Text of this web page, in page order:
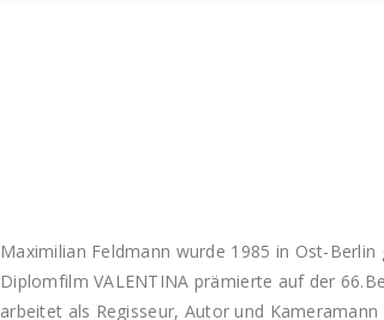
Maximilian Feldmann wurde 1985 in Ost-
Diplomfilm VALENTINA prämierte auf der
arbeitet als Regisseur, Autor und